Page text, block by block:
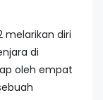
melarikan diri
di
oleh empat